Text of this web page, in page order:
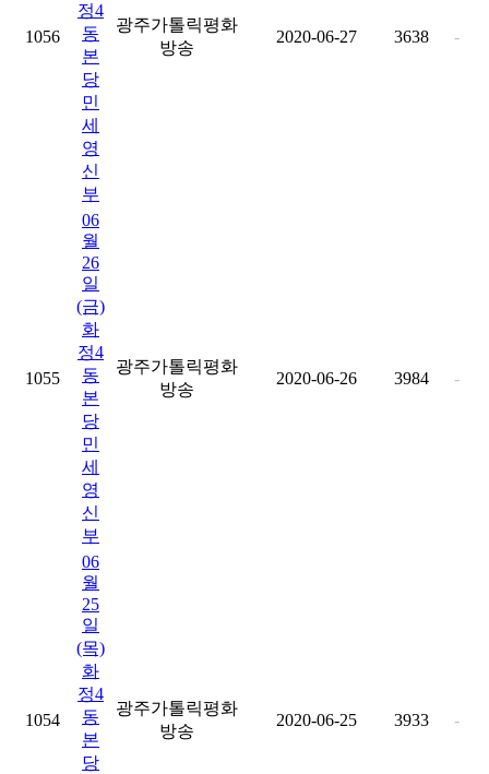
1056
정4
동
본
당
민
세
영
신
부
광주가톨릭평화
방송
2020-06-27 3638 -
1055
06
월
26
일
(금)
화
정4
동
본
당
민
세
영
신
부
광주가톨릭평화
방송
2020-06-26 3984 -
1054
06
월
25
일
(목)
화
정4
동
본
당
광주가톨릭평화
방송
2020-06-25 3933 -